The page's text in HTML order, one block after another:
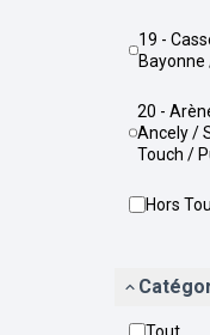
19 - Casselardit / Fontaine-
20 - Arènes Romaines /
Ancely /
Touch /
Hors